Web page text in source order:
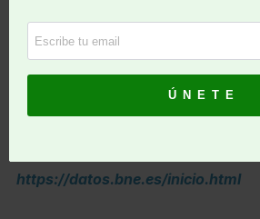
Se actualiza
procesos de carga y
de datos.
https://datos.bne.es/inicio.html